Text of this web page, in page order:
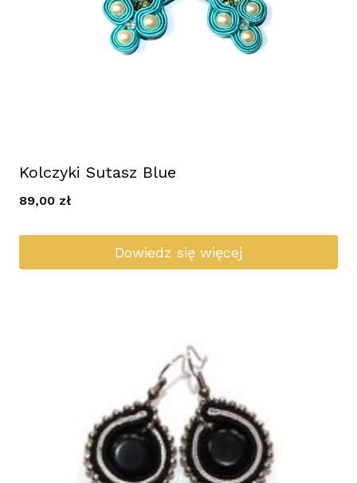
Kolczyki Sutasz Blue
89,00 zł
Dowiedz się więcej